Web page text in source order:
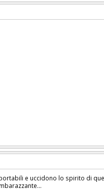
e uccidono lo spirito di